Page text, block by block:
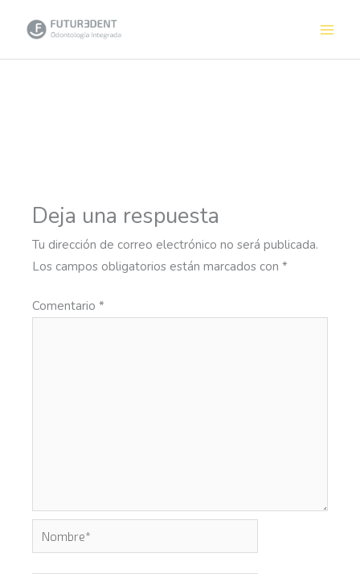
Deja una respuesta
Tu dirección de correo electrónico no será publicada.
Los campos obligatorios están marcados con*
Comentario*
Nombre*